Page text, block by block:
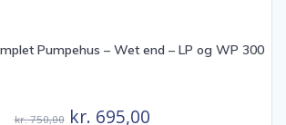
Pumpehus – Wet end – LP og WP 300
kr.750,00 Den
kr. 695,00Den